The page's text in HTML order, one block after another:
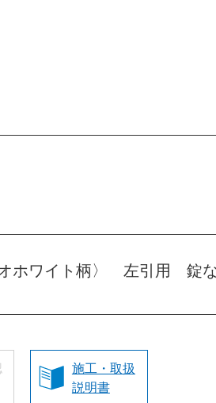
ホワイト柄〉 左引用 錠
施工・取扱
説明書